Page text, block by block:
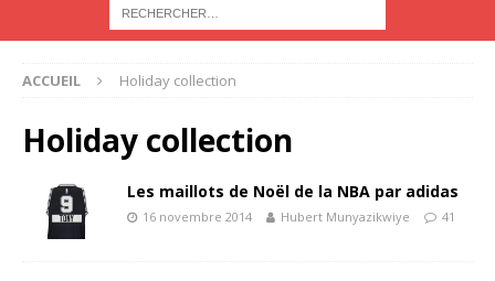
ACCUEIL Holiday collection
Holiday collection
Les maillots de Noël de la NBA par adidas
16 novembre 2014 Hubert Munyazikwiye 41